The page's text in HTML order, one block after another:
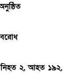
নিহত ২, আহত ১৯২,